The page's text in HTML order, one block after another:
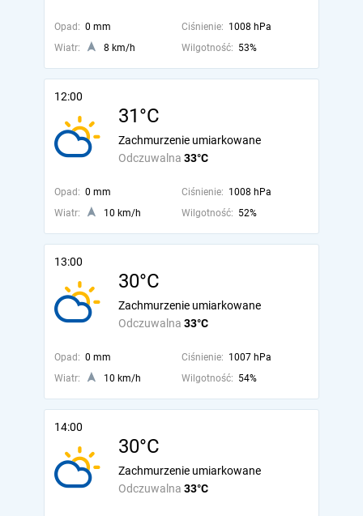
Opad: 0 mm Ciśnienie: 1008 hPa
Wiatr:
8 km/h Wilgotność: 53%
12:00
31°C
Odczuwalna 33°C
Zachmurzenie umiarkowane
Opad: 0 mm Ciśnienie: 1008 hPa
Wiatr:
10 km/h Wilgotność: 52%
13:00
30°C
Odczuwalna 33°C
Zachmurzenie umiarkowane
Opad: 0 mm Ciśnienie: 1007 hPa
Wiatr:
10 km/h Wilgotność: 54%
14:00
30°C
Odczuwalna 33°C
Zachmurzenie umiarkowane